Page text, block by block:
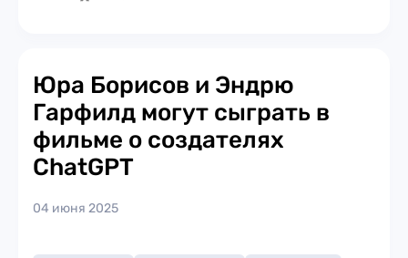
Юра Борисов и Эндрю
Гарфилд могут сыграть в
фильме о создателях
ChatGPT
04 июня 2025